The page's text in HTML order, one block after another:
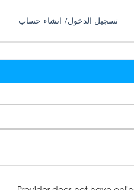
تسجيل الدخول/ انشاء حساب